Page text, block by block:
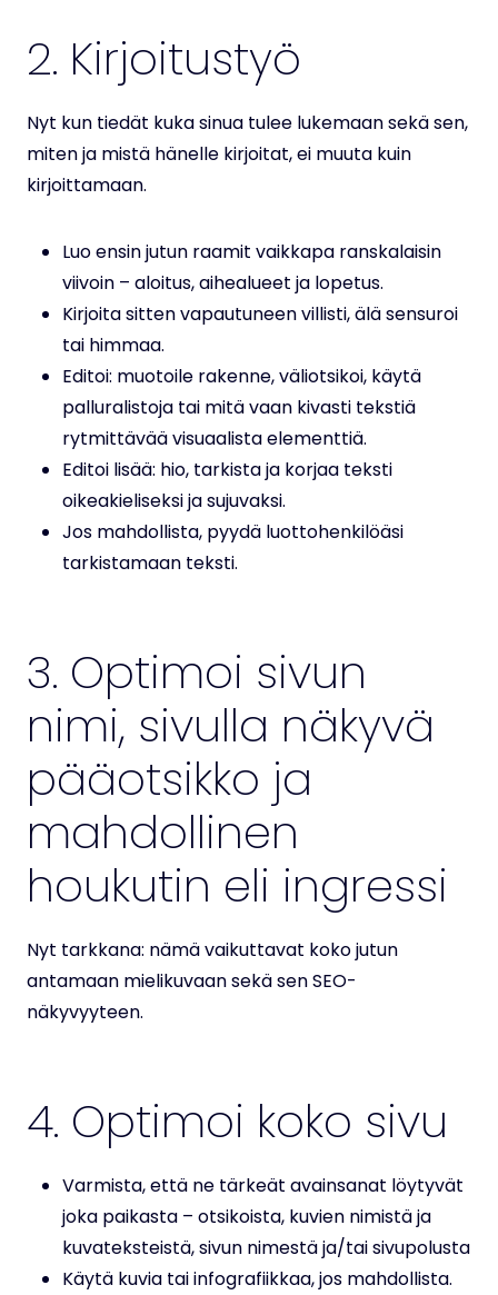
2. Kirjoitustyö
Nyt kun tiedät kuka sinua tulee lukemaan sekä sen,
miten ja mistä hänelle kirjoitat, ei muuta kuin
kirjoittamaan.
Luo ensin jutun raamit vaikkapa ranskalaisin
viivoin – aloitus, aihealueet ja lopetus.
Kirjoita sitten vapautuneen villisti, älä sensuroi
tai himmaa.
Editoi: muotoile rakenne, väliotsikoi, käytä
palluralistoja tai mitä vaan kivasti tekstiä
rytmittävää visuaalista elementtiä.
Editoi lisää: hio, tarkista ja korjaa teksti
oikeakieliseksi ja sujuvaksi.
Jos mahdollista, pyydä luottohenkilöäsi
tarkistamaan teksti.
3. Optimoi sivun
nimi, sivulla näkyvä
pääotsikko ja
mahdollinen
houkutin eli ingressi
Nyt tarkkana: nämä vaikuttavat koko jutun
antamaan mielikuvaan sekä sen SEO-
näkyvyyteen.
4. Optimoi koko sivu
Varmista, että ne tärkeät avainsanat löytyvät
joka paikasta – otsikoista, kuvien nimistä ja
kuvateksteistä, sivun nimestä ja/tai sivupolusta
Käytä kuvia tai infografiikkaa, jos mahdollista.